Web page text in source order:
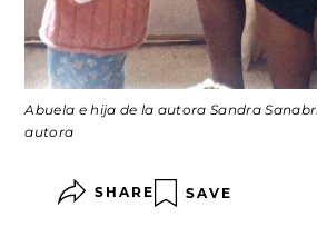
Abuela e hija de la autora Sandra
autora
SHARE SAVE